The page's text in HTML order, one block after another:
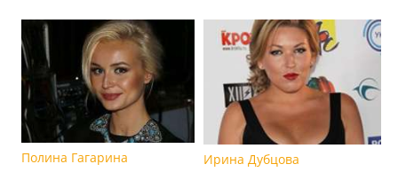
Полина Гагарина Ирина Дубцова